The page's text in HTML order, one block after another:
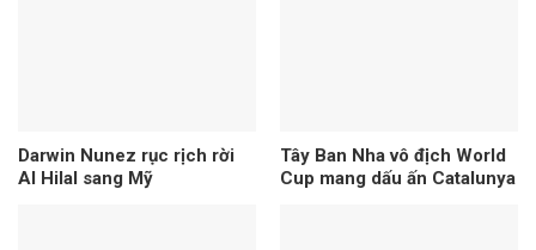
Darwin Nunez rục rịch rời
Al Hilal sang Mỹ
Tây Ban Nha vô địch World
Cup mang dấu ấn Catalunya